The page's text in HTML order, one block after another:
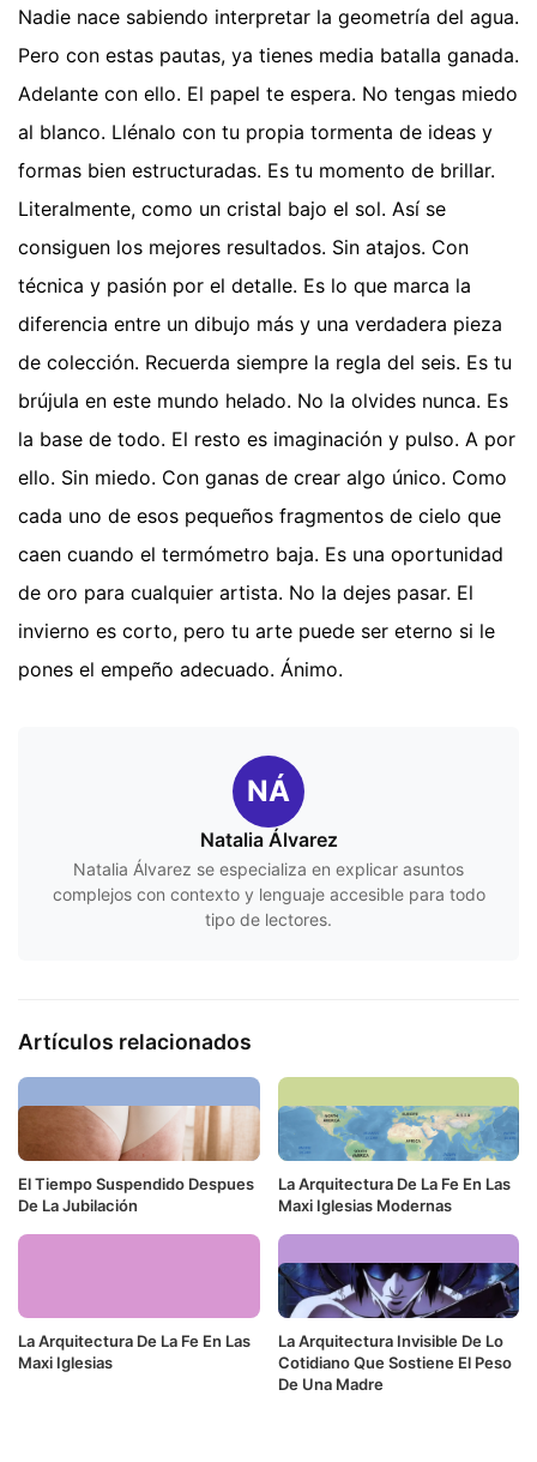
Nadie nace sabiendo interpretar la geometría del agua.
Pero con estas pautas, ya tienes media batalla ganada.
Adelante con ello. El papel te espera. No tengas miedo
al blanco. Llénalo con tu propia tormenta de ideas y
formas bien estructuradas. Es tu momento de brillar.
Literalmente, como un cristal bajo el sol. Así se
consiguen los mejores resultados. Sin atajos. Con
técnica y pasión por el detalle. Es lo que marca la
diferencia entre un dibujo más y una verdadera pieza
de colección. Recuerda siempre la regla del seis. Es tu
brújula en este mundo helado. No la olvides nunca. Es
la base de todo. El resto es imaginación y pulso. A por
ello. Sin miedo. Con ganas de crear algo único. Como
cada uno de esos pequeños fragmentos de cielo que
caen cuando el termómetro baja. Es una oportunidad
de oro para cualquier artista. No la dejes pasar. El
invierno es corto, pero tu arte puede ser eterno si le
pones el empeño adecuado. Ánimo.
NÁ
Natalia Álvarez
Natalia Álvarez se especializa en explicar asuntos
complejos con contexto y lenguaje accesible para todo
tipo de lectores.
Artículos relacionados
El Tiempo Suspendido Despues
De La Jubilación
La Arquitectura De La Fe En Las
Maxi Iglesias Modernas
La Arquitectura De La Fe En Las
Maxi Iglesias
La Arquitectura Invisible De Lo
Cotidiano Que Sostiene El Peso
De Una Madre